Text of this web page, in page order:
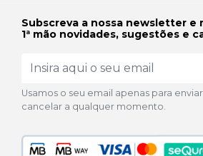
Subscreva a nossa newsletter e
1ª mão novidades, sugestões e
Usamos o seu email apenas para
cancelar a qualquer momento.